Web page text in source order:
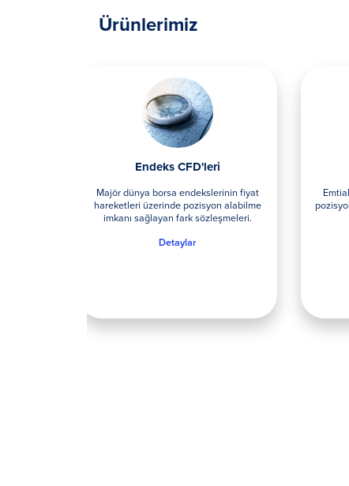
Ürünlerimiz
Emtia CFD’leri
Emtiaların fiyat hareketleri üzerinde
pozisyon alabilme imkanı sağlayan fark
sözleşmeleri.
Detaylar